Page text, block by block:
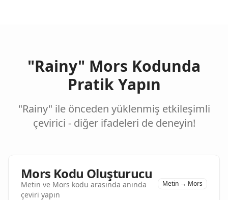
"Rainy" Mors Kodunda
Pratik Yapın
"Rainy" ile önceden yüklenmiş etkileşimli
çevirici - diğer ifadeleri de deneyin!
Mors Kodu Oluşturucu
Metin ve Mors kodu arasında anında
çeviri yapın
Metin → Mors